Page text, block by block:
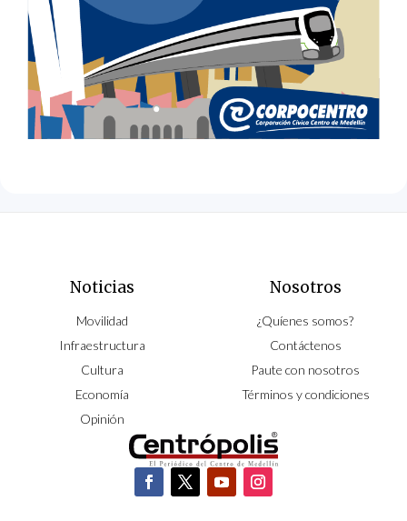
Noticias
Movilidad
Infraestructura
Cultura
Economía
Opinión
Nosotros
¿Quíenes somos?
Contáctenos
Paute con nosotros
Términos y condiciones